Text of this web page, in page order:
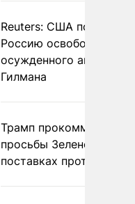
Reuters: США
Россию освободить
осужденного
Гилмана
Трамп
просьбы Зеленского о
поставках